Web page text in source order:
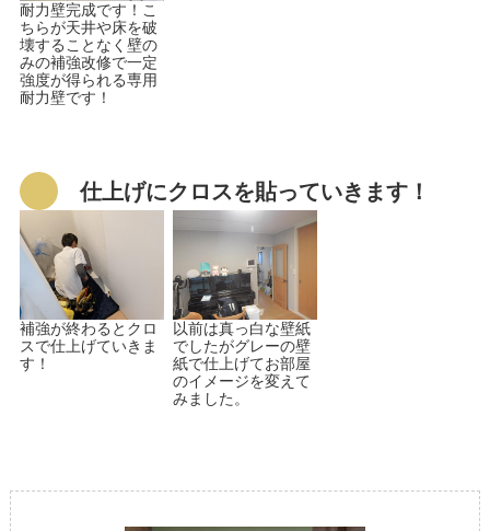
耐力壁完成です！こ
ちらが天井や床を破
壊することなく壁の
みの補強改修で一定
強度が得られる専用
耐力壁です！
仕上げにクロスを貼っていきます！
補強が終わるとクロ
スで仕上げていきま
す！
以前は真っ白な壁紙
でしたがグレーの壁
紙で仕上げてお部屋
のイメージを変えて
みました。